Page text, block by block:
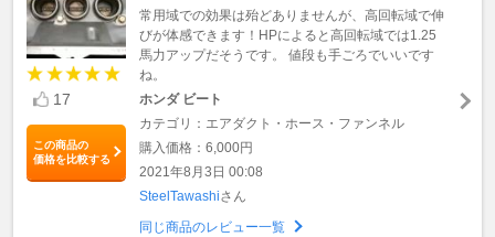
17
この商品の
価格を比較する
常用域での効果は殆どありませんが、高回転域で伸
びが体感できます！HPによると高回転域では1.25
馬力アップだそうです。 値段も手ごろでいいです
ね。
ホンダ ビート
カテゴリ：エアダクト・ホース・ファンネル
購入価格：6,000円
2021年8月3日 00:08
SteelTawashiさん
同じ商品のレビュー一覧